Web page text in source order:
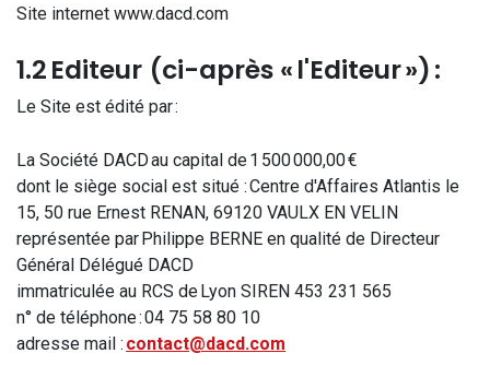
Site internet www.dacd.com
1.2 Editeur (ci-après « l'Editeur ») :
Le Site est édité par :
La Société DACD au capital de 1 500 000,00 €
dont le siège social est situé : Centre d'Affaires Atlantis le
15, 50 rue Ernest RENAN, 69120 VAULX EN VELIN
représentée par Philippe BERNE en qualité de Directeur
Général Délégué DACD
immatriculée au RCS de Lyon SIREN 453 231 565
n° de téléphone : 04 75 58 80 10
adresse mail : contact@dacd.com